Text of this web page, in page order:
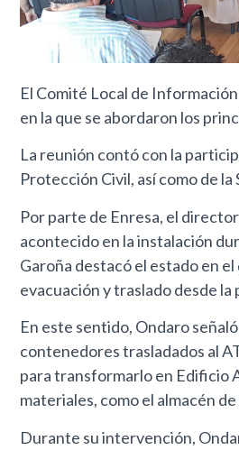
El Comité Local de
en la que se abordaron los
La reunión contó con la
Protección Civil, así como de
Por parte de Enresa, el
acontecido en la instalación
Garoña destacó el estado en
evacuación y traslado desde
En este sentido, Ondaro
contenedores trasladados al
para transformarlo en Edificio
materiales, como el almacén
Durante su intervención,